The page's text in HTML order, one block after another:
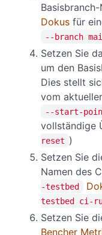
Dokus für
--branch
Setzen Sie
um den
Dies stellt
vom
--start-
vollständige
reset )
Setzen Sie
Namen des
-testbed
testbed ci-
Setzen Sie
Bencher